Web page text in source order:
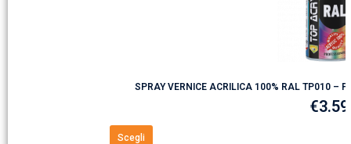
SPRAY VERNICE ACRILICA 100% RAL TP010 –
€3.59
Scegli